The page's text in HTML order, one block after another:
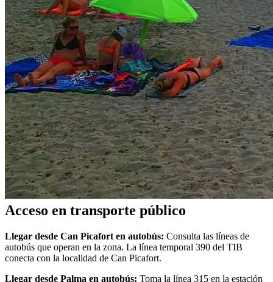
Acceso en transporte público
Llegar desde Can Picafort en autobús: Consulta las líneas de
autobús que operan en la zona. La línea temporal 390 del TIB
conecta con la localidad de Can Picafort.
Llegar desde Palma en autobús: Toma la línea 315 en la estación